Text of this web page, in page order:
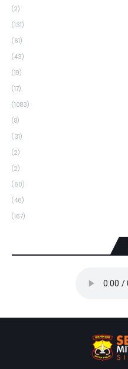
(2)
(131)
(61)
(43)
(19)
(17)
(1083)
(8)
(31)
(2)
(2)
(60)
(46)
(167)